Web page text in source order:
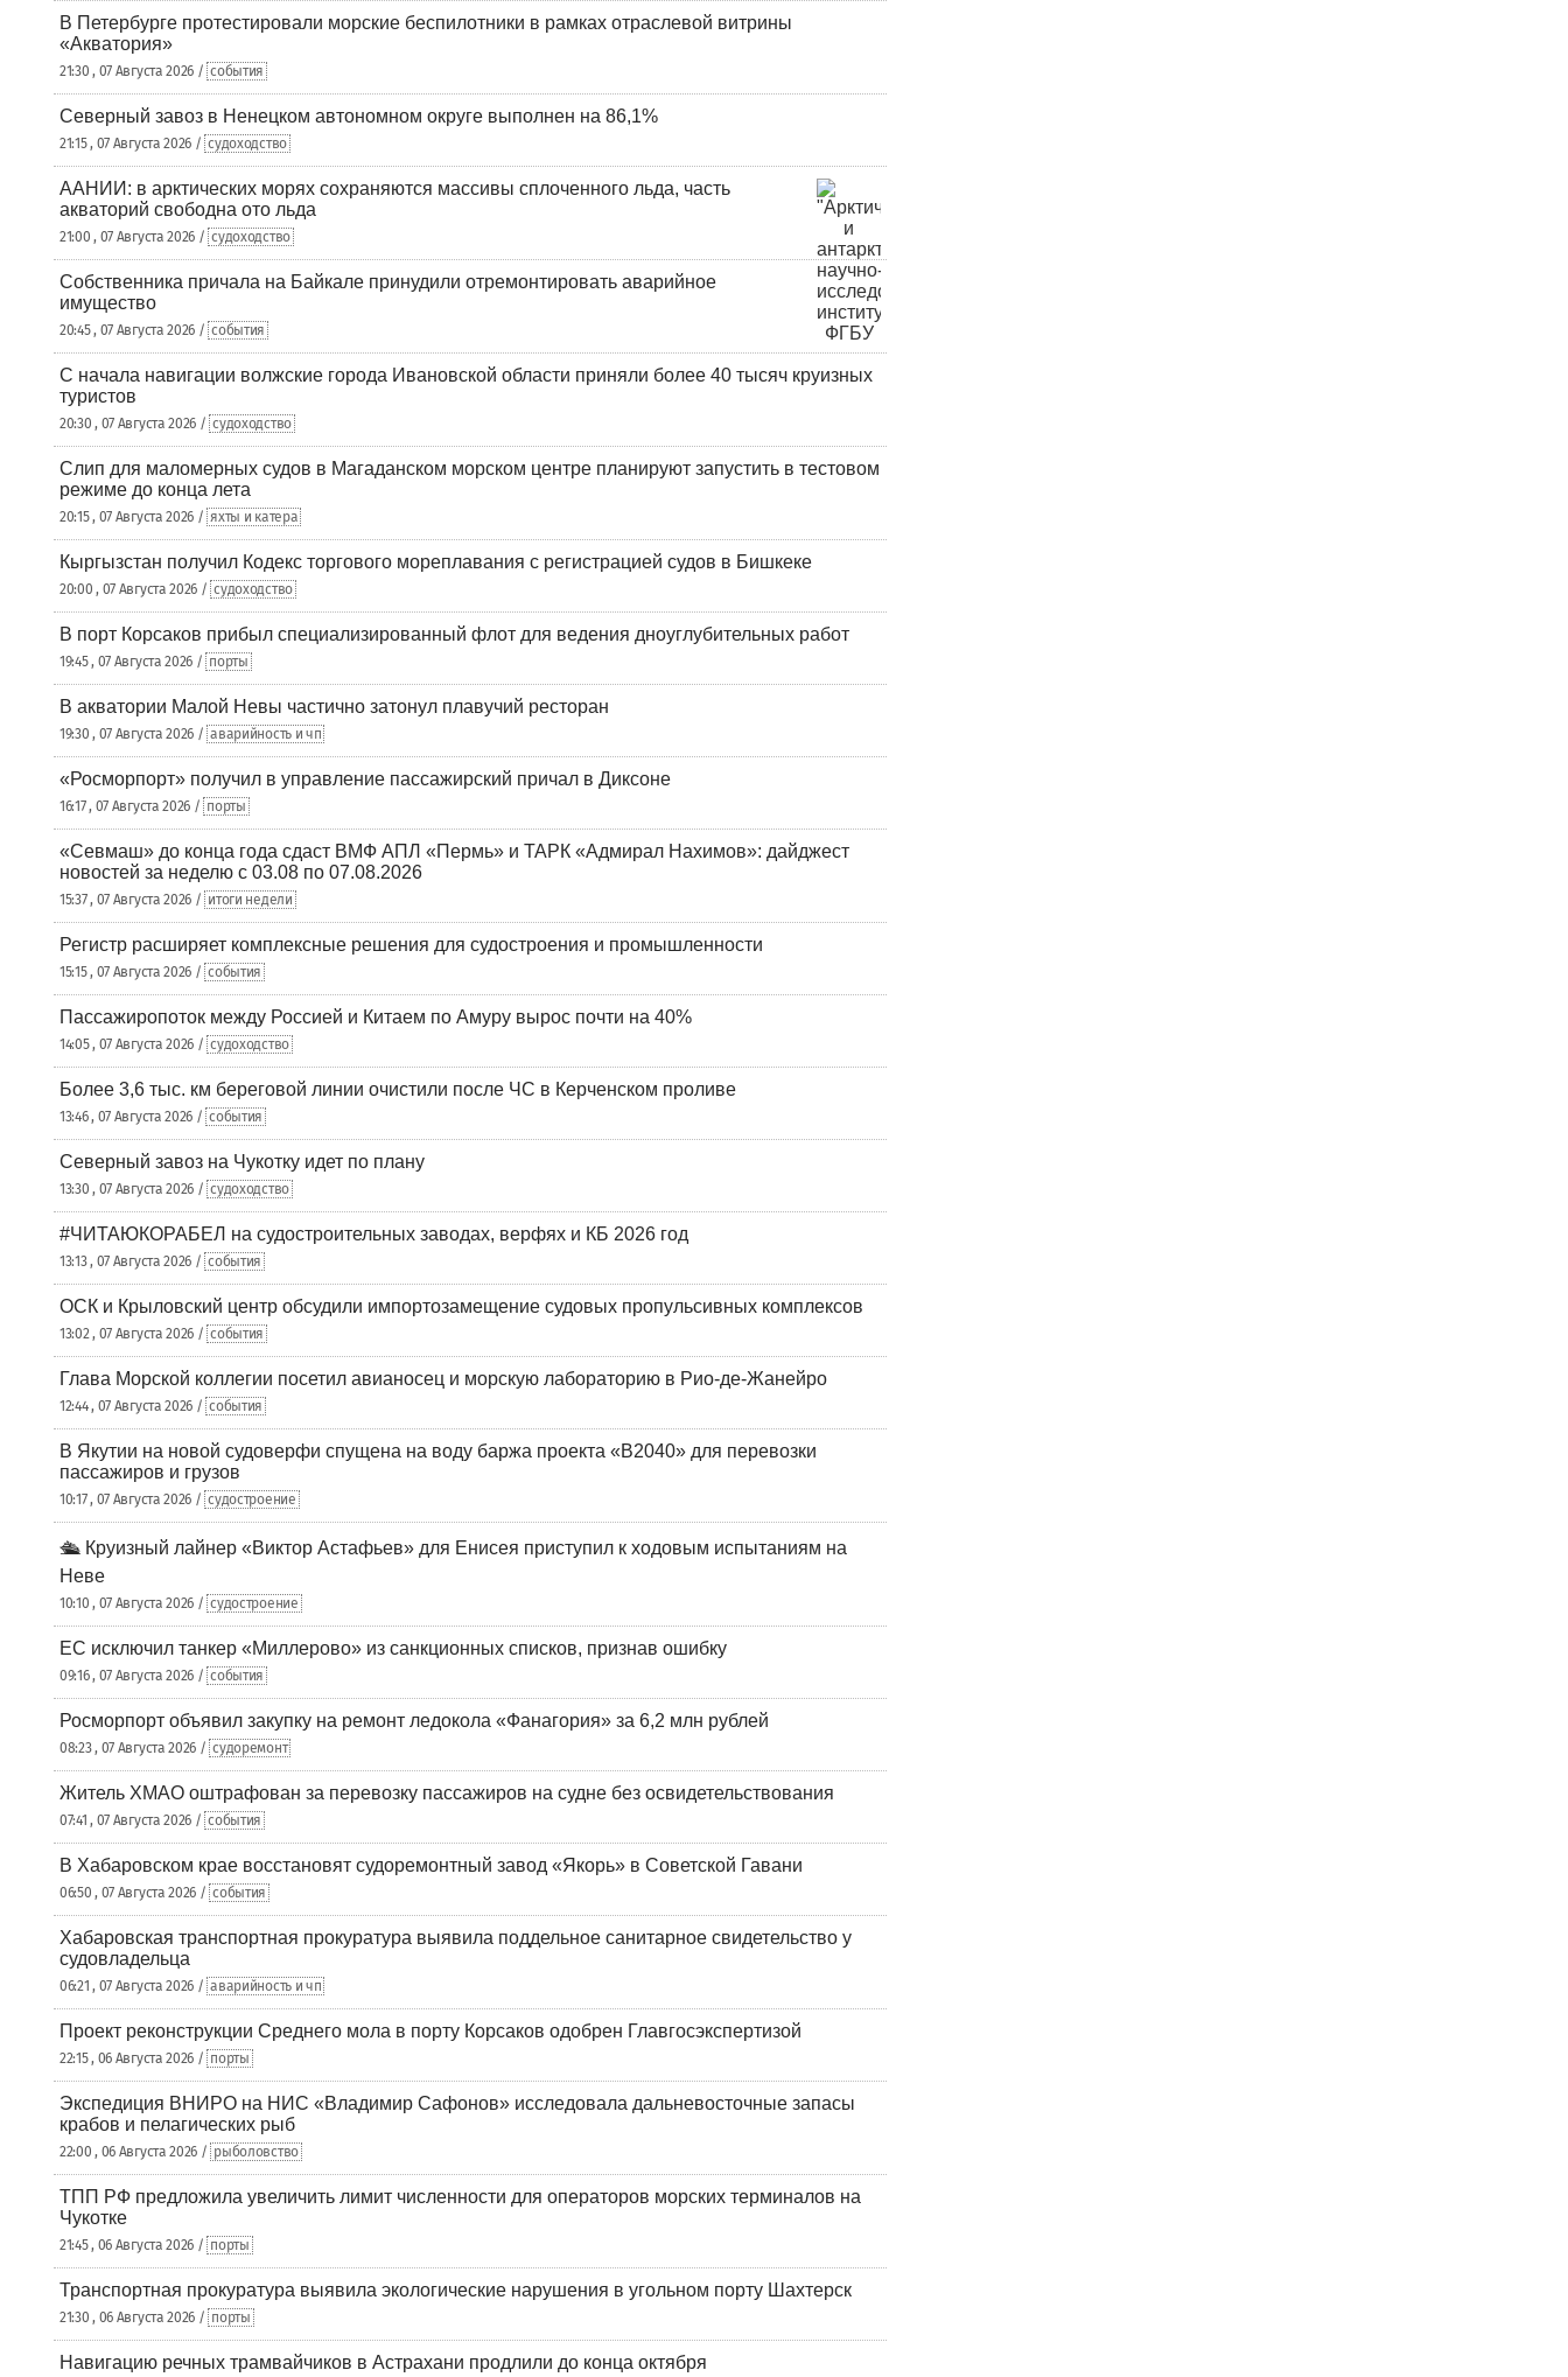
В Петербурге протестировали морские беспилотники в рамках отраслевой витрины
«Акватория»
21:30 , 07 Августа 2026 / события
Северный завоз в Ненецком автономном округе выполнен на 86,1%
21:15 , 07 Августа 2026 / судоходство
ААНИИ: в арктических морях сохраняются массивы сплоченного льда, часть
акваторий свободна ото льда
21:00 , 07 Августа 2026 / судоходство
Собственника причала на Байкале принудили отремонтировать аварийное
имущество
20:45 , 07 Августа 2026 / события
С начала навигации волжские города Ивановской области приняли более 40 тысяч круизных
туристов
20:30 , 07 Августа 2026 / судоходство
Слип для маломерных судов в Магаданском морском центре планируют запустить в тестовом
режиме до конца лета
20:15 , 07 Августа 2026 / яхты и катера
Кыргызстан получил Кодекс торгового мореплавания с регистрацией судов в Бишкеке
20:00 , 07 Августа 2026 / судоходство
В порт Корсаков прибыл специализированный флот для ведения дноуглубительных работ
19:45 , 07 Августа 2026 / порты
В акватории Малой Невы частично затонул плавучий ресторан
19:30 , 07 Августа 2026 / аварийность и чп
«Росморпорт» получил в управление пассажирский причал в Диксоне
16:17 , 07 Августа 2026 / порты
«Севмаш» до конца года сдаст ВМФ АПЛ «Пермь» и ТАРК «Адмирал Нахимов»: дайджест
новостей за неделю с 03.08 по 07.08.2026
15:37 , 07 Августа 2026 / итоги недели
Регистр расширяет комплексные решения для судостроения и промышленности
15:15 , 07 Августа 2026 / события
Пассажиропоток между Россией и Китаем по Амуру вырос почти на 40%
14:05 , 07 Августа 2026 / судоходство
Более 3,6 тыс. км береговой линии очистили после ЧС в Керченском проливе
13:46 , 07 Августа 2026 / события
Северный завоз на Чукотку идет по плану
13:30 , 07 Августа 2026 / судоходство
#ЧИТАЮКОРАБЕЛ на судостроительных заводах, верфях и КБ 2026 год
13:13 , 07 Августа 2026 / события
ОСК и Крыловский центр обсудили импортозамещение судовых пропульсивных комплексов
13:02 , 07 Августа 2026 / события
Глава Морской коллегии посетил авианосец и морскую лабораторию в Рио-де-Жанейро
12:44 , 07 Августа 2026 / события
В Якутии на новой судоверфи спущена на воду баржа проекта «В2040» для перевозки
пассажиров и грузов
10:17 , 07 Августа 2026 / судостроение
🛳️ Круизный лайнер «Виктор Астафьев» для Енисея приступил к ходовым испытаниям на
Неве
10:10 , 07 Августа 2026 / судостроение
ЕС исключил танкер «Миллерово» из санкционных списков, признав ошибку
09:16 , 07 Августа 2026 / события
Росморпорт объявил закупку на ремонт ледокола «Фанагория» за 6,2 млн рублей
08:23 , 07 Августа 2026 / судоремонт
Житель ХМАО оштрафован за перевозку пассажиров на судне без освидетельствования
07:41 , 07 Августа 2026 / события
В Хабаровском крае восстановят судоремонтный завод «Якорь» в Советской Гавани
06:50 , 07 Августа 2026 / события
Хабаровская транспортная прокуратура выявила поддельное санитарное свидетельство у
судовладельца
06:21 , 07 Августа 2026 / аварийность и чп
Проект реконструкции Среднего мола в порту Корсаков одобрен Главгосэкспертизой
22:15 , 06 Августа 2026 / порты
Экспедиция ВНИРО на НИС «Владимир Сафонов» исследовала дальневосточные запасы
крабов и пелагических рыб
22:00 , 06 Августа 2026 / рыболовство
ТПП РФ предложила увеличить лимит численности для операторов морских терминалов на
Чукотке
21:45 , 06 Августа 2026 / порты
Транспортная прокуратура выявила экологические нарушения в угольном порту Шахтерск
21:30 , 06 Августа 2026 / порты
Навигацию речных трамвайчиков в Астрахани продлили до конца октября